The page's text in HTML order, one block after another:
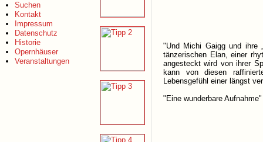
Suchen
Kontakt
Impressum
Datenschutz
Historie
Opernhäuser
Veranstaltungen
"Und Michi Gaigg und ihre
tänzerischen Elan, einer
angesteckt wird von ihrer
kann von diesen
Lebensgefühl einer längst
"Eine wunderbare